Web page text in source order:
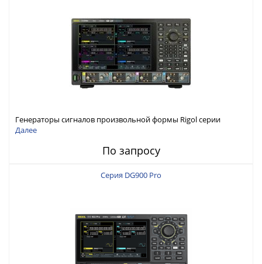
Генераторы сигналов произвольной формы Rigol серии
DG6000 до 500 МГц или до 1 ГГц
Далее
По запросу
Серия DG900 Pro